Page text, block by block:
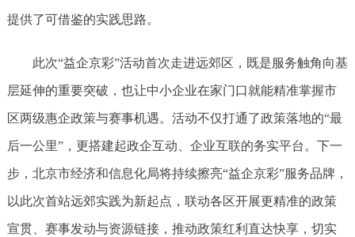
提供了可借鉴的实践思路。
此次“益企京彩”活动首次走进远郊区，既是服务触角向基
层延伸的重要突破，也让中小企业在家门口就能精准掌握市
区两级惠企政策与赛事机遇。活动不仅打通了政策落地的“最
后一公里”，更搭建起政企互动、企业互联的务实平台。下一
步，北京市经济和信息化局将持续擦亮“益企京彩”服务品牌，
以此次首站远郊实践为新起点，联动各区开展更精准的政策
宣贯、赛事发动与资源链接，推动政策红利直达快享，切实